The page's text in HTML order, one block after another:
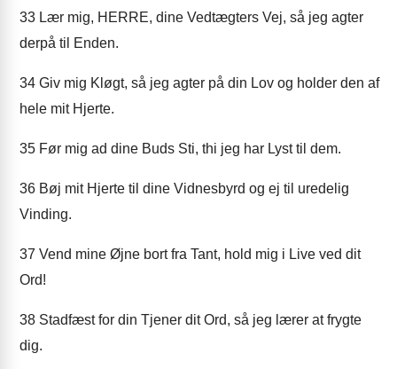
33 Lær mig, HERRE, dine Vedtægters Vej, så jeg agter
derpå til Enden.
34 Giv mig Kløgt, så jeg agter på din Lov og holder den af
hele mit Hjerte.
35 Før mig ad dine Buds Sti, thi jeg har Lyst til dem.
36 Bøj mit Hjerte til dine Vidnesbyrd og ej til uredelig
Vinding.
37 Vend mine Øjne bort fra Tant, hold mig i Live ved dit
Ord!
38 Stadfæst for din Tjener dit Ord, så jeg lærer at frygte
dig.